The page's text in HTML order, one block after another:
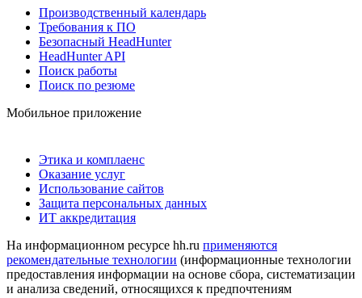
Производственный календарь
Требования к ПО
Безопасный HeadHunter
HeadHunter API
Поиск работы
Поиск по резюме
Мобильное приложение
Этика и комплаенс
Оказание услуг
Использование сайтов
Защита персональных данных
ИТ аккредитация
На информационном ресурсе hh.ru применяются
рекомендательные технологии (информационные технологии
предоставления информации на основе сбора, систематизации
и анализа сведений, относящихся к предпочтениям